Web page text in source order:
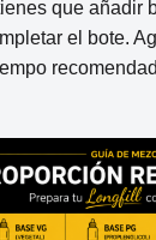
que añadir
el bote.